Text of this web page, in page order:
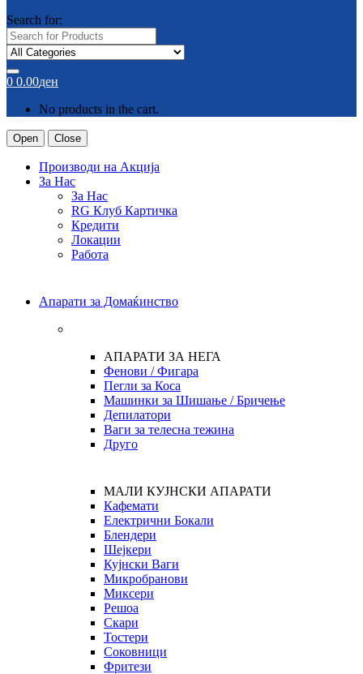
Search for:
0 0.00ден
No products in the cart.
Open Close
Производи на Акција
За Нас
За Нас
RG Клуб Картичка
Кредити
Локации
Работа
Апарати за Домаќинство
АПАРАТИ ЗА НЕГА
Фенови / Фигара
Пегли за Коса
Машинки за Шишање / Бричење
Депилатори
Ваги за телесна тежина
Друго
МАЛИ КУЈНСКИ АПАРАТИ
Кафемати
Електрични Бокали
Блендери
Шејкери
Кујнски Ваги
Микробранови
Миксери
Решоа
Скари
Тостери
Соковници
Фритези